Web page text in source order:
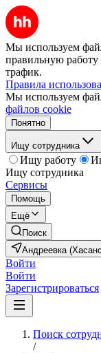
Мы используем
правильную работу
трафик.
Правила
Мы используем
файлов cookie
Понятно
Ищу сотрудника
Ищу работу
Ищу сотрудника
Сервисы
Помощь
Ещё
Поиск
Андреевка
Войти
Войти
Зарегистрироваться
Поиск
/